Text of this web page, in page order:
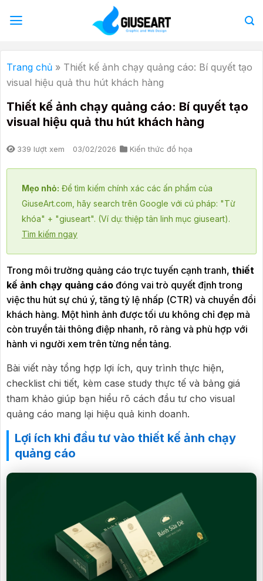
qua
dung
Trang chủ » Thiết kế ảnh chạy quảng cáo: Bí quyết tạo
visual hiệu quả thu hút khách hàng
Thiết kế ảnh chạy quảng cáo: Bí quyết tạo
visual hiệu quả thu hút khách hàng
339 lượt xem 03/02/2026 Kiến thức đồ họa
Mẹo nhỏ: Để tìm kiếm chính xác các ấn phẩm của
GiuseArt.com, hãy search trên Google với cú pháp: "Từ
khóa" + "giuseart". (Ví dụ: thiệp tân linh mục giuseart).
Tìm kiếm ngay
Trong môi trường quảng cáo trực tuyến cạnh tranh, thiết
kế ảnh chạy quảng cáo đóng vai trò quyết định trong
việc thu hút sự chú ý, tăng tỷ lệ nhấp (CTR) và chuyển đổi
khách hàng. Một hình ảnh được tối ưu không chỉ đẹp mà
còn truyền tải thông điệp nhanh, rõ ràng và phù hợp với
hành vi người xem trên từng nền tảng.
Bài viết này tổng hợp lợi ích, quy trình thực hiện,
checklist chi tiết, kèm case study thực tế và bảng giá
tham khảo giúp bạn hiểu rõ cách đầu tư cho visual
quảng cáo mang lại hiệu quả kinh doanh.
Lợi ích khi đầu tư vào thiết kế ảnh chạy
quảng cáo